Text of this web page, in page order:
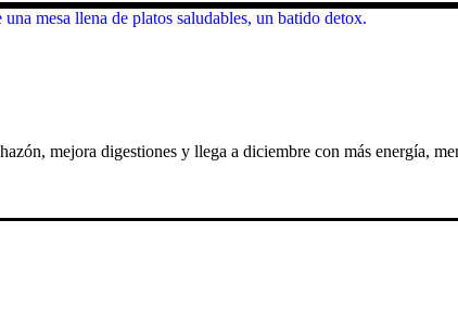
mejora digestiones y llega a diciembre con más energía,